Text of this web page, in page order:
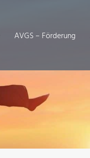
AVGS – Förderung